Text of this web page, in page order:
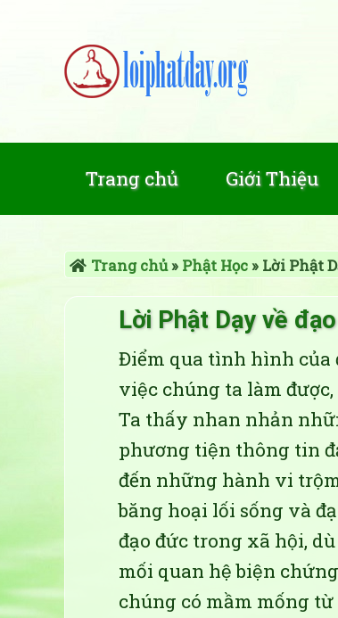
Trang chủ Giới Thiệu
Trang chủ» Phật Học» Lời Phật
Lời Phật Dạy về
Điểm qua tình hình của
việc chúng ta làm
Ta thấy nhan nhản
phương tiện thông tin
đến những hành vi
băng hoại lối sống và
đạo đức trong xã hội,
mối quan hệ biện
chúng có mầm mống